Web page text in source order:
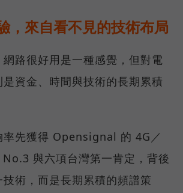
，來自看不見的技術布局
路很好用是一種感覺，但對電
資金、時間與技術的長期累積
率先獲得 Opensignal 的 4G／
與六項台灣第一肯定，背後
術，而是長期累積的頻譜策